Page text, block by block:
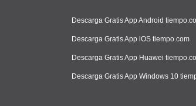
Descarga Gratis App Android
Descarga Gratis App iOS tiempo.com
Descarga Gratis App Huawei
Descarga Gratis App Windows 10